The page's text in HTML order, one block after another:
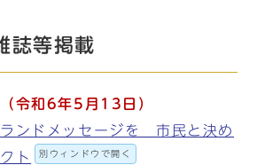
誌等掲載
令和6年5 月 13 日）
ンドメッセージを 市民と決め
ト
別ウィンドウで開く